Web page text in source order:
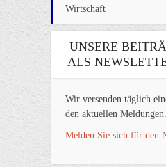
Wirtschaft
UNSERE
ALS
Wir versenden täglich
den aktuellen Meldungen.
Melden Sie sich für den